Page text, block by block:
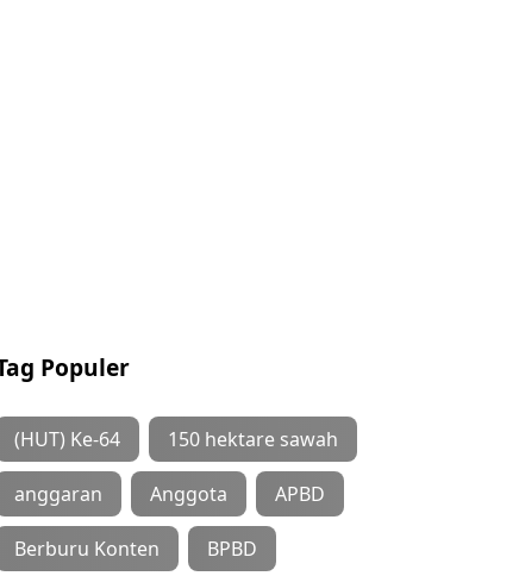
Populer
(HUT) Ke-64 150 hektare sawah
anggaran Anggota APBD
Berburu Konten BPBD